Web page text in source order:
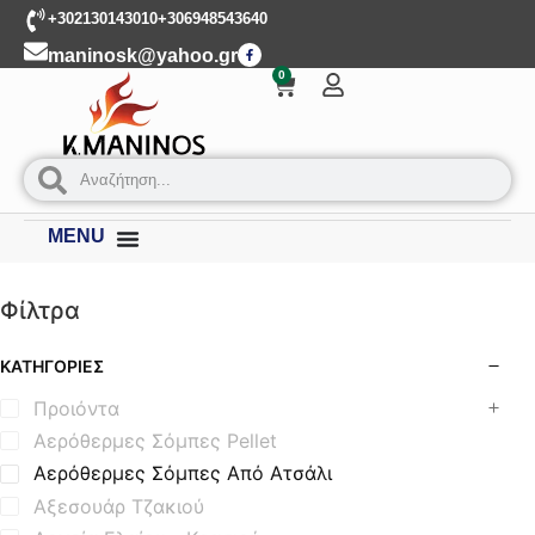
+302130143010+306948543640
maninosk@yahoo.gr
0
MENU
Φίλτρα
ΚΑΤΗΓΟΡΊΕΣ
Προιόντα
Αερόθερμες Σόμπες Pellet
Αερόθερμες Σόμπες Από Ατσάλι
Αξεσουάρ Τζακιού